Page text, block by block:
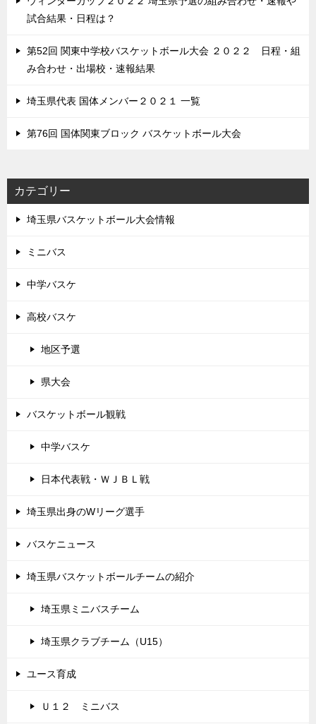
試合結果・日程は？
第52回 関東中学校バスケットボール大会 ２０２２ 日程・組
み合わせ・出場校・速報結果
埼玉県代表 国体メンバー２０２１ 一覧
第76回 国体関東ブロック バスケットボール大会
カテゴリー
埼玉県バスケットボール大会情報
ミニバス
中学バスケ
高校バスケ
地区予選
県大会
バスケットボール観戦
中学バスケ
日本代表戦・ＷＪＢＬ戦
埼玉県出身のWリーグ選手
バスケニュース
埼玉県バスケットボールチームの紹介
埼玉県ミニバスチーム
埼玉県クラブチーム（U15）
ユース育成
Ｕ１２ ミニバス